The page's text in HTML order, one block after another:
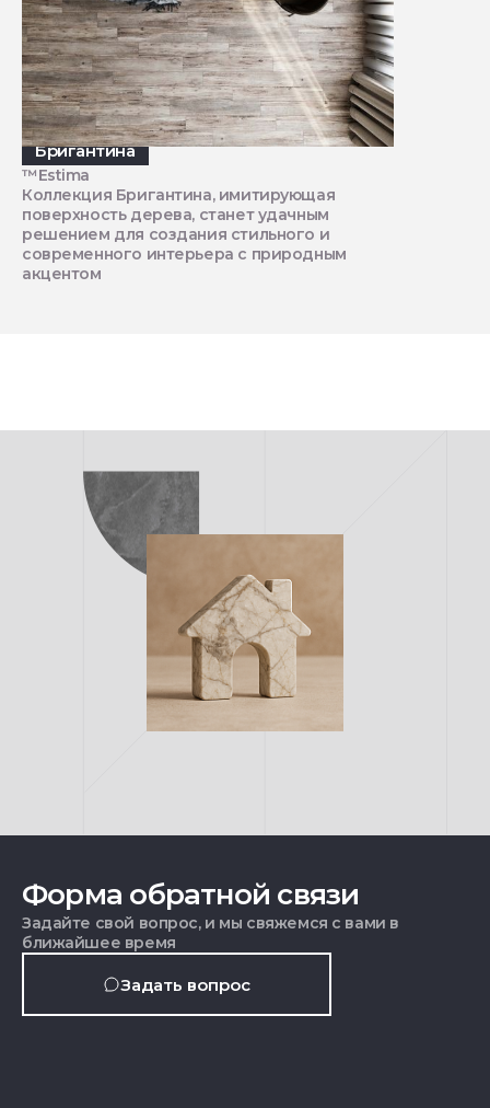
Бригантина
™Estima
Коллекция Бригантина, имитирующая
поверхность дерева, станет удачным
решением для создания стильного и
современного интерьера с природным
акцентом
Форма обратной связи
Задайте свой вопрос, и мы свяжемся с вами в
ближайшее время
Задать вопрос